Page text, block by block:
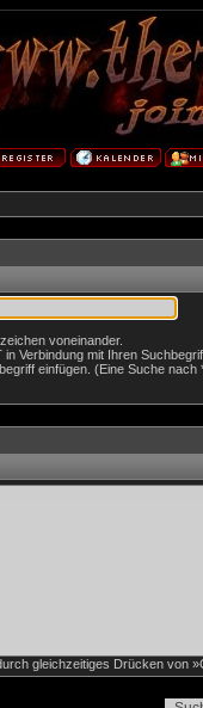
voneinander.
Verbindung mit Ihren
einfügen. (Eine Suche
gleichzeitiges Drücken von